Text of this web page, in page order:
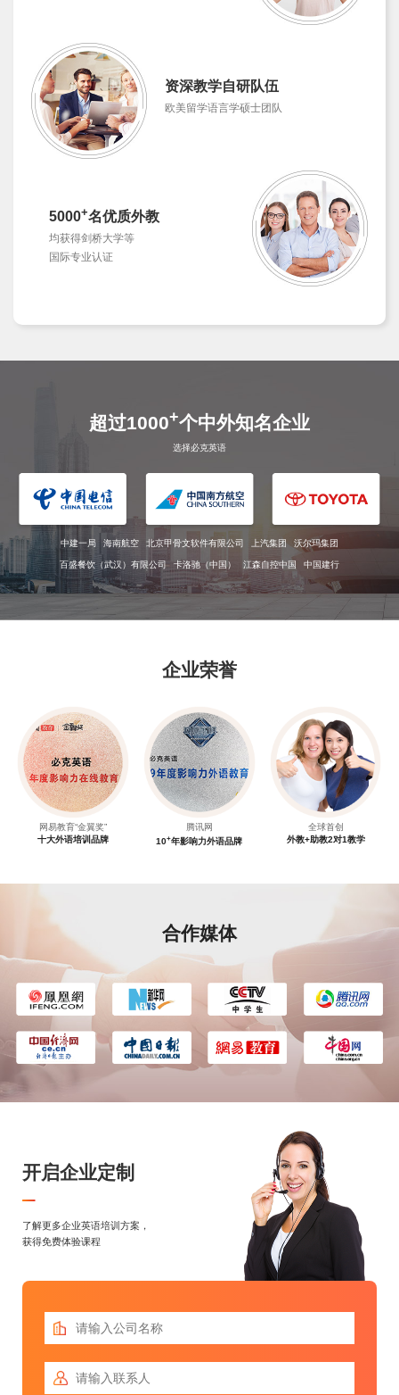
资深教学自研队伍
欧美留学语言学硕士团队
5000+名优质外教
均获得剑桥大学等
国际专业认证
超过1000+个中外知名企业
选择必克英语
中建一局 海南航空 北京甲骨文软件有限公司 上汽集团 沃尔玛集团
百盛餐饮（武汉）有限公司 卡洛驰（中国） 江森自控中国 中国建行
企业荣誉
网易教育“金翼奖”
十大外语培训品牌
腾讯网
10+年影响力外语品牌
全球首创
外教+助教2对1教学
合作媒体
开启企业定制
了解更多企业英语培训方案，
获得免费体验课程